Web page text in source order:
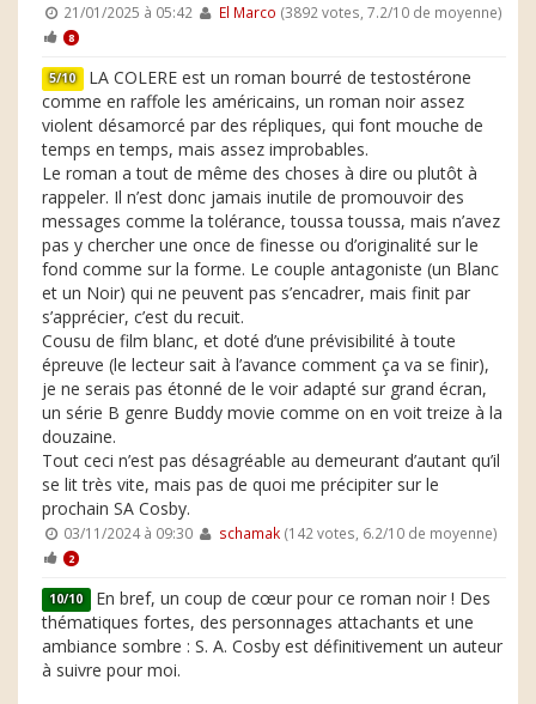
21/01/2025 à 05:42 El Marco (3892 votes, 7.2/10 de moyenne)
8
5/10 LA COLERE est un roman bourré de testostérone
comme en raffole les américains, un roman noir assez
violent désamorcé par des répliques, qui font mouche de
temps en temps, mais assez improbables.
Le roman a tout de même des choses à dire ou plutôt à
rappeler. Il n’est donc jamais inutile de promouvoir des
messages comme la tolérance, toussa toussa, mais n’avez
pas y chercher une once de finesse ou d’originalité sur le
fond comme sur la forme. Le couple antagoniste (un Blanc
et un Noir) qui ne peuvent pas s’encadrer, mais finit par
s’apprécier, c’est du recuit.
Cousu de film blanc, et doté d’une prévisibilité à toute
épreuve (le lecteur sait à l’avance comment ça va se finir),
je ne serais pas étonné de le voir adapté sur grand écran,
un série B genre Buddy movie comme on en voit treize à la
douzaine.
Tout ceci n’est pas désagréable au demeurant d’autant qu’il
se lit très vite, mais pas de quoi me précipiter sur le
prochain SA Cosby.
03/11/2024 à 09:30 schamak(142 votes, 6.2/10 de moyenne)
2
10/10 En bref, un coup de cœur pour ce roman noir ! Des
thématiques fortes, des personnages attachants et une
ambiance sombre : S. A. Cosby est définitivement un auteur
à suivre pour moi.